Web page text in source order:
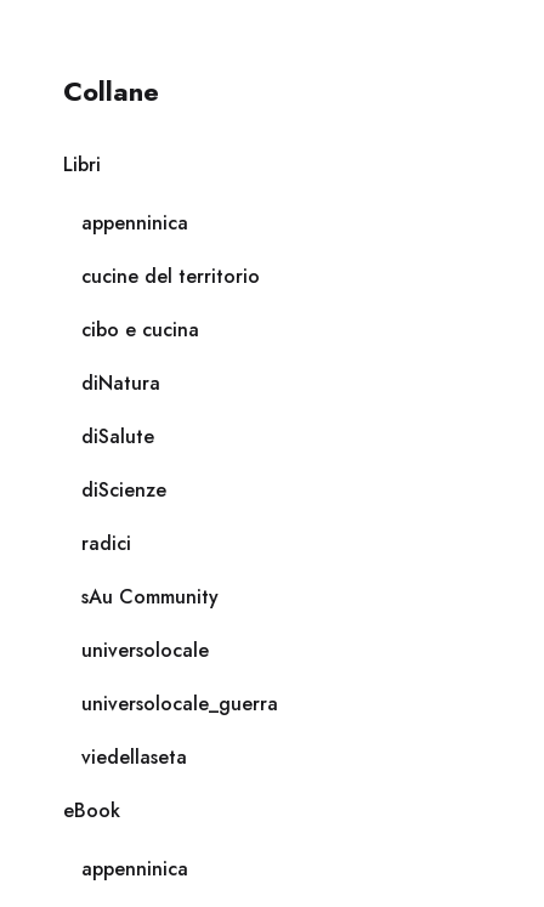
Collane
Libri
appenninica
cucine del territorio
cibo e cucina
diNatura
diSalute
diScienze
radici
sAu Community
universolocale
universolocale_guerra
viedellaseta
eBook
appenninica